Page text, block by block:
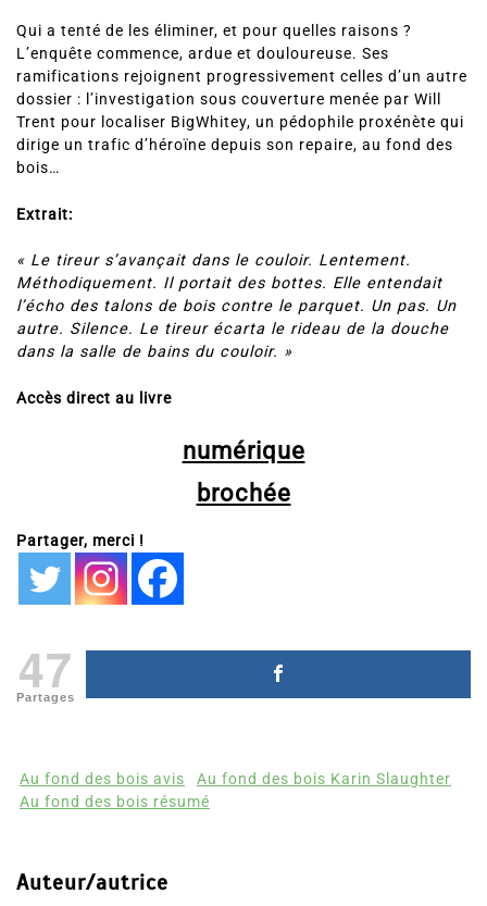
Qui a tenté de les éliminer, et pour quelles raisons ?
L’enquête commence, ardue et douloureuse. Ses
ramifications rejoignent progressivement celles d’un autre
dossier : l’investigation sous couverture menée par Will
Trent pour localiser BigWhitey, un pédophile proxénète qui
dirige un trafic d’héroïne depuis son repaire, au fond des
bois…
Extrait:
« Le tireur s’avançait dans le couloir. Lentement.
Méthodiquement. Il portait des bottes. Elle entendait
l’écho des talons de bois contre le parquet. Un pas. Un
autre. Silence. Le tireur écarta le rideau de la douche
dans la salle de bains du couloir. »
Accès direct au livre
numérique
brochée
Partager, merci !
47
Partages
Au fond des bois avis
Au fond des bois Karin Slaughter
Au fond des bois résumé
Auteur/autrice